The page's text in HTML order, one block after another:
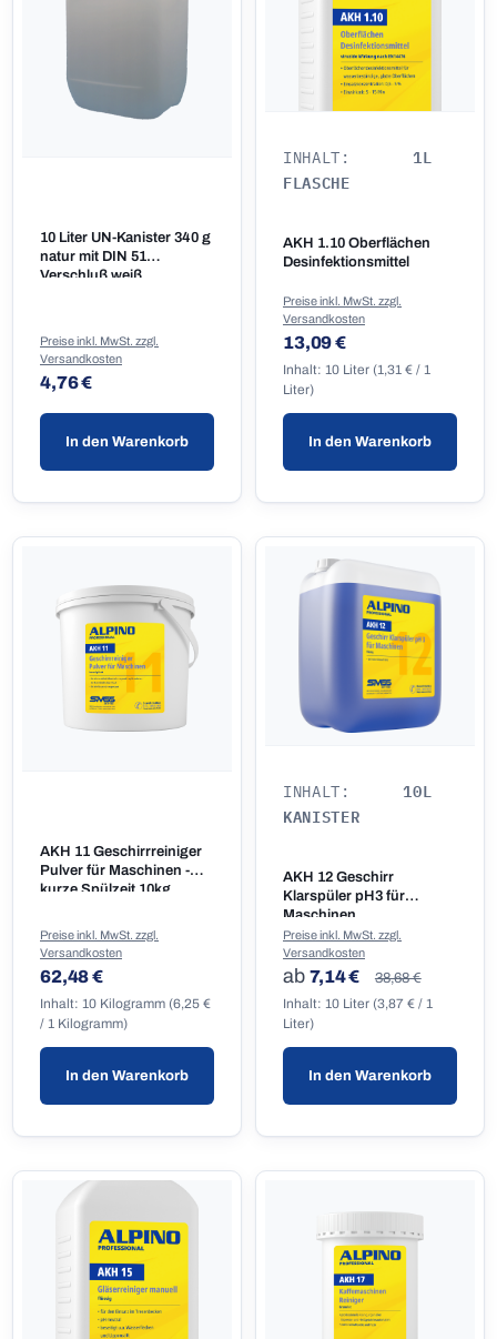
10 Liter UN-Kanister 340 g
natur mit DIN 51
Verschluß weiß
Regulärer Preis:
4,76 €
Preise inkl. MwSt. zzgl.
Versandkosten
In den Warenkorb
AKH 1.10 Oberflächen
Desinfektionsmittel
INHALT: 1L
FLASCHE
Inhalt: 10 Liter (1,31 € / 1
Liter)
Regulärer Preis:
13,09 €
Preise inkl. MwSt. zzgl.
Versandkosten
In den Warenkorb
AKH 11 Geschirrreiniger
Pulver für Maschinen -
kurze Spülzeit 10kg
Inhalt: 10 Kilogramm (6,25 €
/ 1 Kilogramm)
Regulärer Preis:
62,48 €
Preise inkl. MwSt. zzgl.
Versandkosten
In den Warenkorb
AKH 12 Geschirr
Klarspüler pH3 für
Maschinen
INHALT: 10L
KANISTER
Inhalt: 10 Liter (3,87 € / 1
Liter)
Regulärer Preis:
ab 7,14 € Regulärer Preis:
38,68 €
Preise inkl. MwSt. zzgl.
Versandkosten
In den Warenkorb